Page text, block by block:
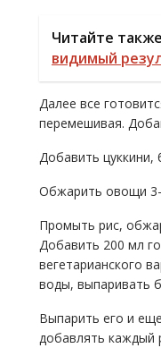
Читайте
видимый
Далее все
перемешивая.
Добавить цуккини,
Обжарить овощи
Промыть рис,
Добавить 200 мл
вегетарианского
воды, выпаривать
Выпарить его и
добавлять каждый